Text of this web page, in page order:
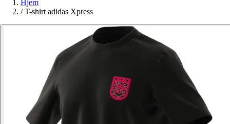
Hjem
/ T-shirt adidas Xpress